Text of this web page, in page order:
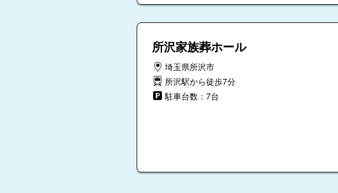
所沢家族葬ホール
埼玉県所沢市
所沢駅から徒歩7分
駐車台数：7台